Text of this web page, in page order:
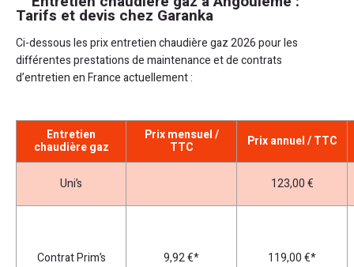
Tarifs et devis chez Garanka
Ci-dessous les prix entretien chaudière gaz 2026 pour les
différentes prestations de maintenance et de contrats
d’entretien en France actuellement :
Entretien
chaudière gaz
Prix mensuel /
TTC Prix annuel / TTC
Uni’s 123,00 €
Contrat Prim’s 9,92 €* 119,00 €*